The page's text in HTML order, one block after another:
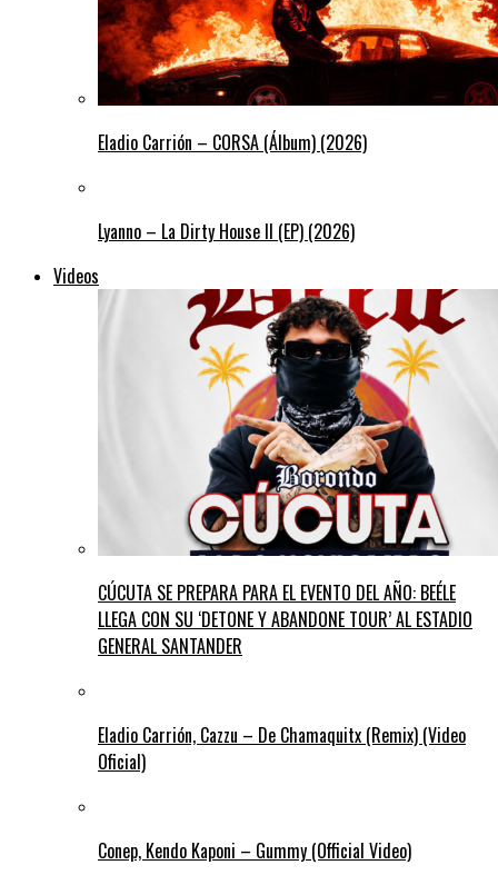
Eladio Carrión – CORSA (Álbum) (2026)
Lyanno – La Dirty House ll (EP) (2026)
Videos
CÚCUTA SE PREPARA PARA EL EVENTO DEL AÑO: BEÉLE
LLEGA CON SU ‘DETONE Y ABANDONE TOUR’ AL ESTADIO
GENERAL SANTANDER
Eladio Carrión, Cazzu – De Chamaquitx (Remix) (Video
Oficial)
Conep, Kendo Kaponi – Gummy (Official Video)